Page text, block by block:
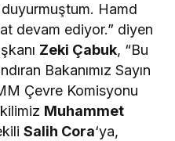
Hamd
devam ediyor.” diyen
Zeki Çabuk, “Bu
Bakanımız Sayın
Çevre Komisyonu
Muhammet
Salih Cora‘ya,